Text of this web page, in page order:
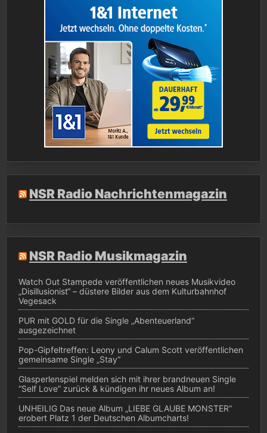
NSR Radio Nachrichtenmagazin
NSR Radio Musikmagazin
Watch Out Stampede veröffentlichen neues Musikvideo
„Disillusionist“ – düstere Bilder aus dem Kulturbahnhof
Vegesack
PUR mit GOLD für die Single „Abenteuerland“
ausgezeichnet
Pop-Gipfeltreffen: Leony und Calum Scott veröffentlichen
gemeinsame Single „Stay“
Glasperlenspiel melden sich mit ihrer brandneuen Single
“Self Love” zurück & kündigen ihr neues Album an!
UNHEILIG Das neue Album „LIEBE GLAUBE MONSTER“
erobert Platz 1 der Deutschen Albumcharts!